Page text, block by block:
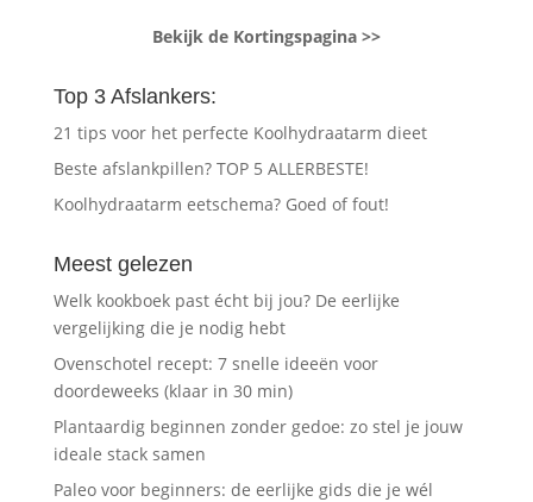
Bekijk de Kortingspagina >>
Top 3 Afslankers:
21 tips voor het perfecte Koolhydraatarm dieet
Beste afslankpillen? TOP 5 ALLERBESTE!
Koolhydraatarm eetschema? Goed of fout!
Meest gelezen
Welk kookboek past écht bij jou? De eerlijke
vergelijking die je nodig hebt
Ovenschotel recept: 7 snelle ideeën voor
doordeweeks (klaar in 30 min)
Plantaardig beginnen zonder gedoe: zo stel je jouw
ideale stack samen
Paleo voor beginners: de eerlijke gids die je wél